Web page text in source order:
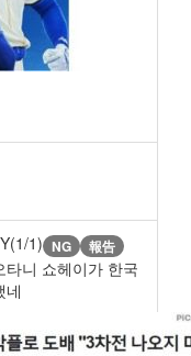
1) NG 報告
니 쇼헤이가 한국
네